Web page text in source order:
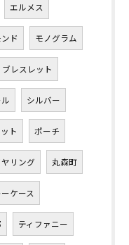
エルメス
ド モノグラム
ブレスレット
シルバー
ト ポーチ
ヤリング 丸森町
ケース
ティファニー